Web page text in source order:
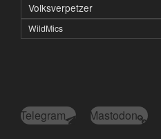
Volksverpetzer
WildMics
Telegram Mastodon